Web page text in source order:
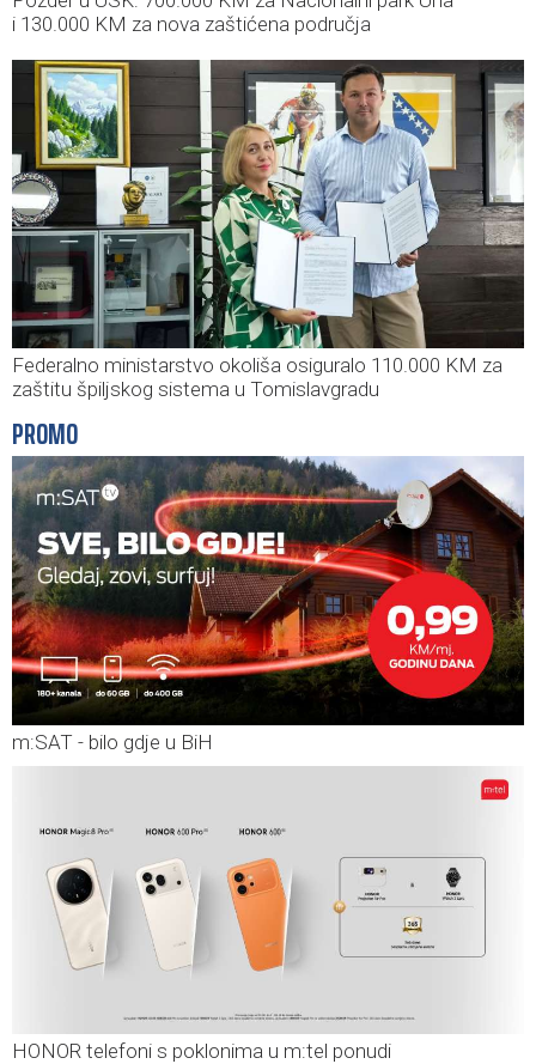
i 130.000 KM za nova zaštićena područja
Federalno ministarstvo okoliša osiguralo 110.000 KM za
zaštitu špiljskog sistema u Tomislavgradu
PROMO
m:SAT - bilo gdje u BiH
HONOR telefoni s poklonima u m:tel ponudi